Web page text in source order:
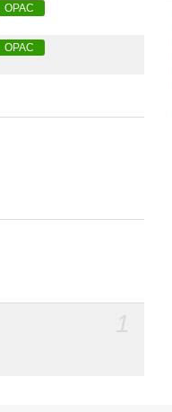
OPAC
OPAC